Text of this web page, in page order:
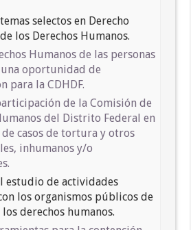
selectos en Derecho
los Derechos Humanos.
Humanos de las personas
oportunidad de
para la CDHDF.
de la Comisión de
del Distrito Federal en
de casos de tortura y otros
inhumanos y/o
estudio de actividades
los organismos públicos de
derechos humanos.